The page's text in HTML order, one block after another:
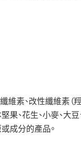
素、改性纖維素（
果、花生、小麥、大
成分的產品。